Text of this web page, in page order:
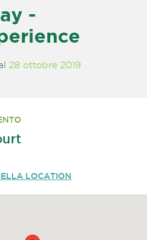
-
28 ottobre 2019
LOCATION